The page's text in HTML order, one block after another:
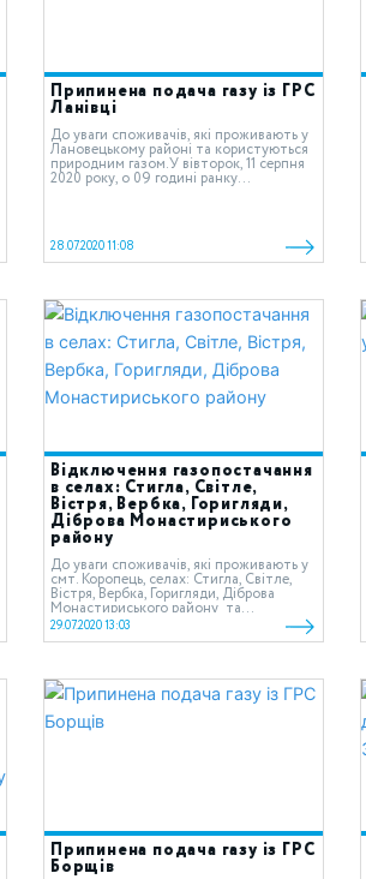
Припинена подача газу із ГРС
Ланівці
До уваги споживачів, які проживають у
Лановецькому районі та користуються
природним газом.У вівторок, 11 серпня
2020 року, о 09 годині ранку...
28.07.2020 11:08
Відключення газопостачання
в селах: Стигла, Світле,
Вістря, Вербка, Горигляди,
Діброва Монастириського
району
До уваги споживачів, які проживають у
смт. Коропець, селах: Стигла, Світле,
Вістря, Вербка, Горигляди, Діброва
Монастириського району та...
29.07.2020 13:03
Припинена подача газу із ГРС
Борщів